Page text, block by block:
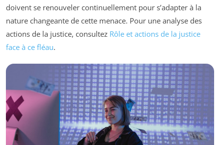
doivent se renouveler continuellement pour s’adapter à la
nature changeante de cette menace. Pour une analyse des
actions de la justice, consultez Rôle et actions de la justice
face à ce fléau.